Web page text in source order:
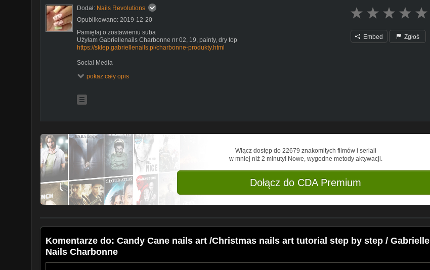
Dodał: Nails Revolutions
Opublikowano: 2019-12-20
Pamiętaj o zostawieniu suba
Użyłam Gabriellenails Charbonne nr 02, 19, painty, dry top
https://sklep.gabriellenails.pl/charbonne-produkty.html
Social Media
Insta:https://www.instagram.com/nailsrevolutions_official
pokaż cały opis
Embed Zgłoś
Włącz dostęp do 22679 znakomitych filmów i seriali
w mniej niż 2 minuty! Nowe, wygodne metody aktywacji.
Dołącz do CDA Premium
Komentarze do: Candy Cane nails art /Christmas nails art tutorial step by step / Gabrielle
Nails Charbonne